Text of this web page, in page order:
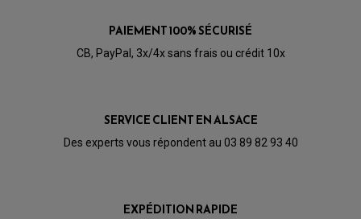
PAIEMENT 100% SÉCURISÉ
CB, PayPal, 3x/4x sans frais ou crédit 10x
SERVICE CLIENT EN ALSACE
Des experts vous répondent au 03 89 82 93 40
EXPÉDITION RAPIDE